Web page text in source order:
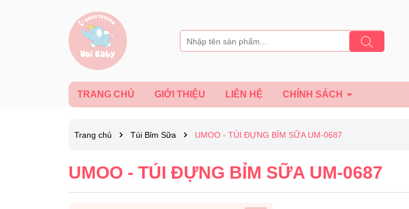
TRANG CHỦ GIỚI THIỆU LIÊN HỆ CHÍNH SÁCH
Trang chủ Túi Bỉm Sữa UMOO - TÚI ĐỰNG BỈM SỮA UM-0687
UMOO - TÚI ĐỰNG BỈM SỮA UM-0687